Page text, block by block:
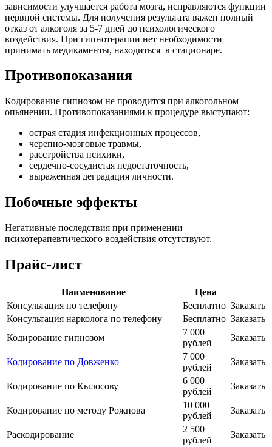
зависимости улучшается работа мозга, исправляются функции
нервной системы. Для получения результата важен полный
отказ от алкоголя за 5-7 дней до психологического
воздействия. При гипнотерапии нет необходимости
принимать медикаменты, находиться в стационаре.
Противопоказания
Кодирование гипнозом не проводится при алкогольном
опьянении. Противопоказаниями к процедуре выступают:
острая стадия инфекционных процессов,
черепно-мозговые травмы,
расстройства психики,
сердечно-сосудистая недостаточность,
выраженная деградация личности.
Побочные эффекты
Негативные последствия при применении
психотерапевтического воздействия отсутствуют.
Прайс-лист
Наименование
Цена
Консультация по телефону
Бесплатно Заказать
Консультация нарколога по телефону
Бесплатно Заказать
Кодирование гипнозом
7 000
рублей
Заказать
Кодирование по Довженко
7 000
рублей
Заказать
Кодирование по Кылосову
6 000
рублей
Заказать
Кодирование по методу Рожнова
10 000
рублей
Заказать
Раскодирование
2 500
рублей
Заказать